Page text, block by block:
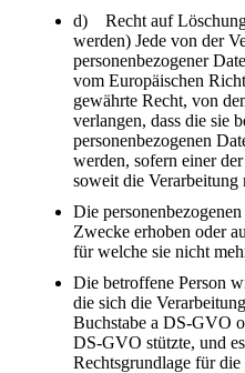
d) Recht auf Löschung
werden) Jede von der
personenbezogener
vom Europäischen
gewährte Recht, von
verlangen, dass die sie
personenbezogenen
werden, sofern einer
soweit die
Die
Zwecke erhoben oder
für welche sie nicht
Die betroffene Person
die sich die
Buchstabe a DS-GVO
DS-GVO stützte, und
Rechtsgrundlage für die